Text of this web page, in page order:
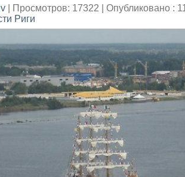
Просмотров: 17322 | Опубликовано :
Риги